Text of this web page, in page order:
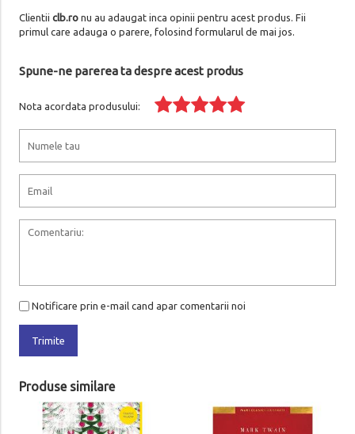
Clientii clb.ronu au adaugat inca opinii pentru acest produs. Fii
primul care adauga o parere, folosind formularul de mai jos.
Spune-ne parerea ta despre acest produs
Nota acordata produsului:
Notificare prin e-mail cand apar comentarii noi
Trimite
Produse similare